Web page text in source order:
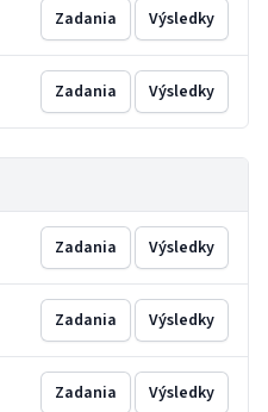
Zadania Výsledky
Zadania Výsledky
Zadania Výsledky
Zadania Výsledky
Zadania Výsledky